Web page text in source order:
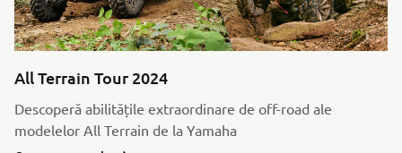
All Terrain Tour 2024
Descoperă abilitățile extraordinare de off-road ale
modelelor All Terrain de la Yamaha